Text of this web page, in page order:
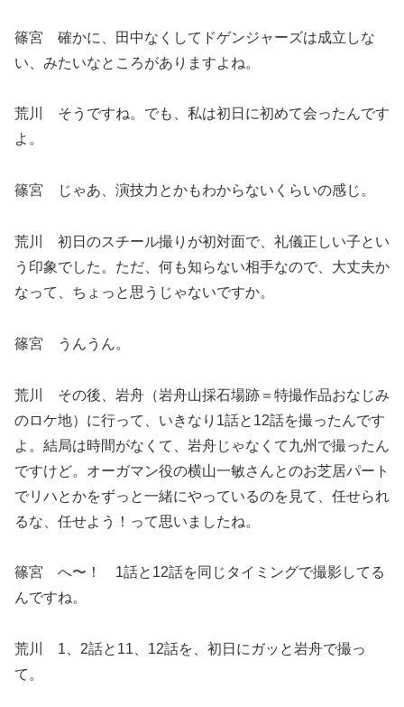
篠宮 確かに、田中なくしてドゲンジャーズは成立しな
い、みたいなところがありますよね。
荒川 そうですね。でも、私は初日に初めて会ったんです
よ。
篠宮 じゃあ、演技力とかもわからないくらいの感じ。
荒川 初日のスチール撮りが初対面で、礼儀正しい子とい
う印象でした。ただ、何も知らない相手なので、大丈夫か
なって、ちょっと思うじゃないですか。
篠宮 うんうん。
荒川 その後、岩舟（岩舟山採石場跡＝特撮作品おなじみ
のロケ地）に行って、いきなり1話と12話を撮ったんです
よ。結局は時間がなくて、岩舟じゃなくて九州で撮ったん
ですけど。オーガマン役の横山一敏さんとのお芝居パート
でリハとかをずっと一緒にやっているのを見て、任せられ
るな、任せよう！って思いましたね。
篠宮 へ〜！ 1話と12話を同じタイミングで撮影してる
んですね。
荒川 1、2話と11、12話を、初日にガッと岩舟で撮っ
て。